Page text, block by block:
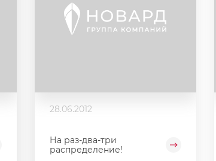
28.06.2012
На раз-два-три
распределение!